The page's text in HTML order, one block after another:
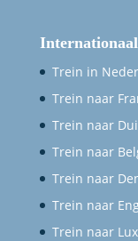
Internationaal
Trein in
Trein naar
Trein naar
Trein naar
Trein naar
Trein naar
Trein naar